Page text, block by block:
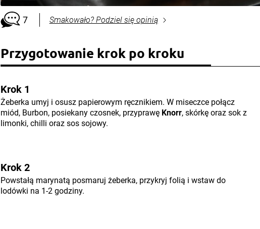
7 Smakowało? Podziel się opinią
Przygotowanie krok po kroku
Krok 1
Żeberka umyj i osusz papierowym ręcznikiem. W miseczce połącz
miód, Burbon, posiekany czosnek, przyprawę Knorr, skórkę oraz sok z
limonki, chilli oraz sos sojowy.
Krok 2
Powstałą marynatą posmaruj żeberka, przykryj folią i wstaw do
lodówki na 1-2 godziny.